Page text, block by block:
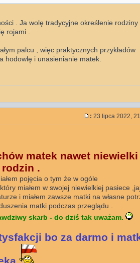
. Ja wolę tradycyjne określenie rodziny
rojami .
palcu , więc praktycznych przykładów
hodowlę i unasienianie matek.
: 23 lipca 2022,
matek nawet
.
pojęcia o tym że w ogóle
miałem w swojej niewielkiej pasiece
i miałem zawsze matki na własne
matki podczas przeglądu .
skarb - do dziś tak uważam.
bo za darmo i